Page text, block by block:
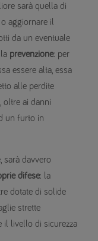
sarà quella di
o aggiornare il
da un eventuale
prevenzione: per
essere alta, essa
alle perdite
oltre ai danni
un furto in
sarà davvero
difese: la
dotate di solide
strette
il livello di sicurezza